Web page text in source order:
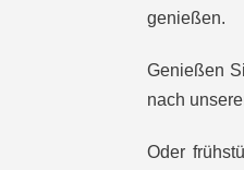
genießen.
Genießen
nach
Oder